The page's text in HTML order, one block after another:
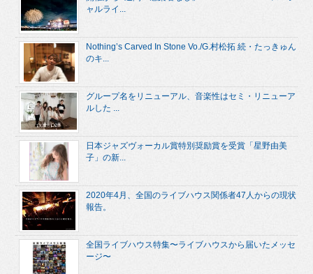
ャルライ...
Nothing’s Carved In Stone Vo./G.村松拓 続・たっきゅん
のキ...
グループ名をリニューアル、音楽性はセミ・リニューア
ルした ...
日本ジャズヴォーカル賞特別奨励賞を受賞「星野由美
子」の新...
2020年4月、全国のライブハウス関係者47人からの現状
報告。
全国ライブハウス特集〜ライブハウスから届いたメッセ
ージ〜